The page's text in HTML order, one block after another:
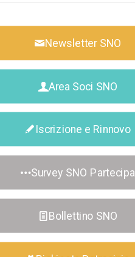
Newsletter SNO
Area Soci SNO
Iscrizione e Rinnovo
Survey SNO Partecipa
Bollettino SNO